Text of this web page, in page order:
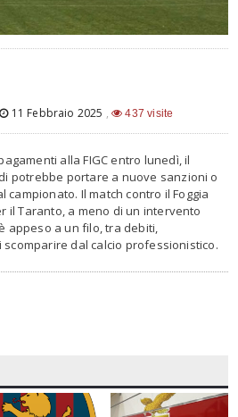
11 Febbraio 2025 , 437 visite
alla FIGC entro lunedì, il
potrebbe portare a nuove sanzioni o
campionato. Il match contro il Foggia
il Taranto, a meno di un intervento
appeso a un filo, tra debiti,
dal calcio professionistico.